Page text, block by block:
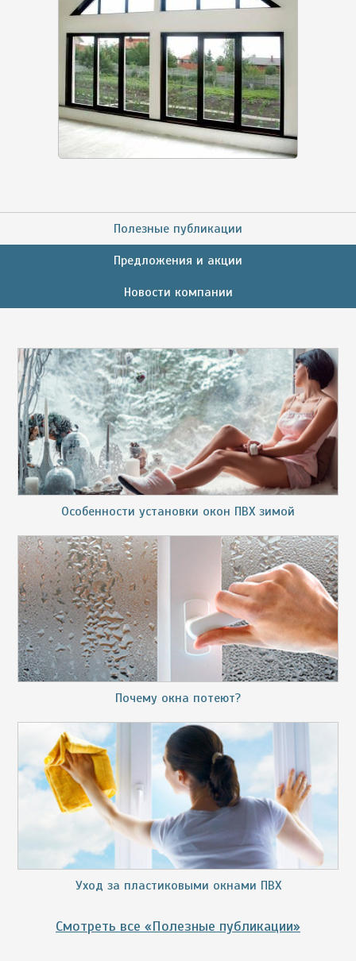
Полезные публикации
Предложения и акции
Новости компании
Особенности установки окон ПВХ зимой
Почему окна потеют?
Уход за пластиковыми окнами ПВХ
Смотреть все «Полезные публикации»